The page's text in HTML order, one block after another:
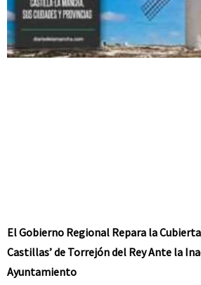
El Gobierno Regional Repara la Cubierta
Castillas’ de Torrejón del Rey Ante la
Ayuntamiento